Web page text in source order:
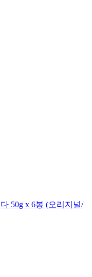
50g x 6봉 (오리지널/